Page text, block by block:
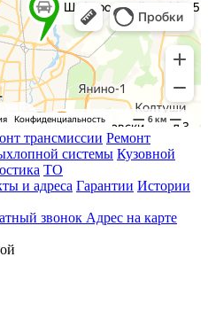
трансмиссии Ремонт
системы Кузовной
ТО
и адреса Гарантии Истории
звонок Адрес на карте